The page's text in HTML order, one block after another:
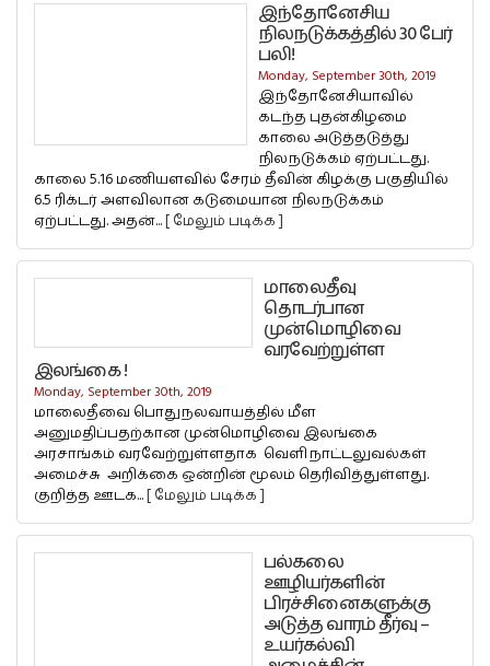
இந்தோனேசிய
நிலநடுக்கத்தில் 30 பேர்
பலி!
Monday, September 30th, 2019
இந்தோனேசியாவில்
கடந்த புதன்கிழமை
காலை அடுத்தடுத்து
நிலநடுக்கம் ஏற்பட்டது.
காலை 5.16 மணியளவில் சேரம் தீவின் கிழக்கு பகுதியில்
6.5 ரிக்டர் அளவிலான கடுமையான நிலநடுக்கம்
ஏற்பட்டது. அதன்... [ மேலும் படிக்க ]
மாலைதீவு
தொடர்பான
முன்மொழிவை
வரவேற்றுள்ள
இலங்கை !
Monday, September 30th, 2019
மாலைதீவை பொதுநலவாயத்தில் மீள
அனுமதிப்பதற்கான முன்மொழிவை இலங்கை
அரசாங்கம் வரவேற்றுள்ளதாக வெளிநாட்டலுவல்கள்
அமைச்சு அறிக்கை ஒன்றின் மூலம் தெரிவித்துள்ளது.
குறித்த ஊடக... [ மேலும் படிக்க ]
பல்கலை
ஊழியர்களின்
பிரச்சினைகளுக்கு
அடுத்த வாரம் தீர்வு –
உயர்கல்வி